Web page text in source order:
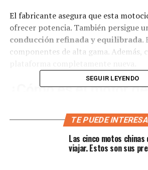
El fabricante asegura que esta
ofrecer potencia. También persigue
conducción refinada y equilibrada.
componentes de alta gama. Además,
¿Cómo es el motor
bicilíndrico en paralelo de 799 cc.
desarrollado bajo estándares Euro 5+.
SEGUIR LEYENDO
TE PUEDE
Las cinco motos
viajar. Estos son sus